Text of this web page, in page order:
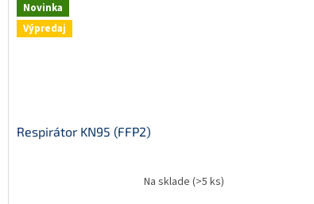
Novinka
Výpredaj
Respirátor KN95 (FFP2)
Na sklade (>5 ks)